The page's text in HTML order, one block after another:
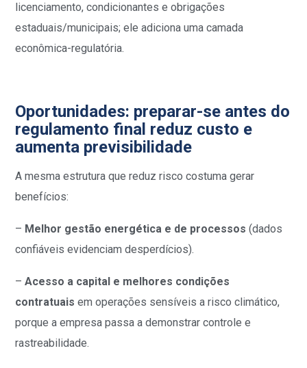
licenciamento, condicionantes e obrigações
estaduais/municipais; ele adiciona uma camada
econômica-regulatória.
Oportunidades: preparar-se antes do
regulamento final reduz custo e
aumenta previsibilidade
A mesma estrutura que reduz risco costuma gerar
benefícios:
– Melhor gestão energética e de processos (dados
confiáveis evidenciam desperdícios).
–Acesso a capital e melhores condições
contratuais em operações sensíveis a risco climático,
porque a empresa passa a demonstrar controle e
rastreabilidade.